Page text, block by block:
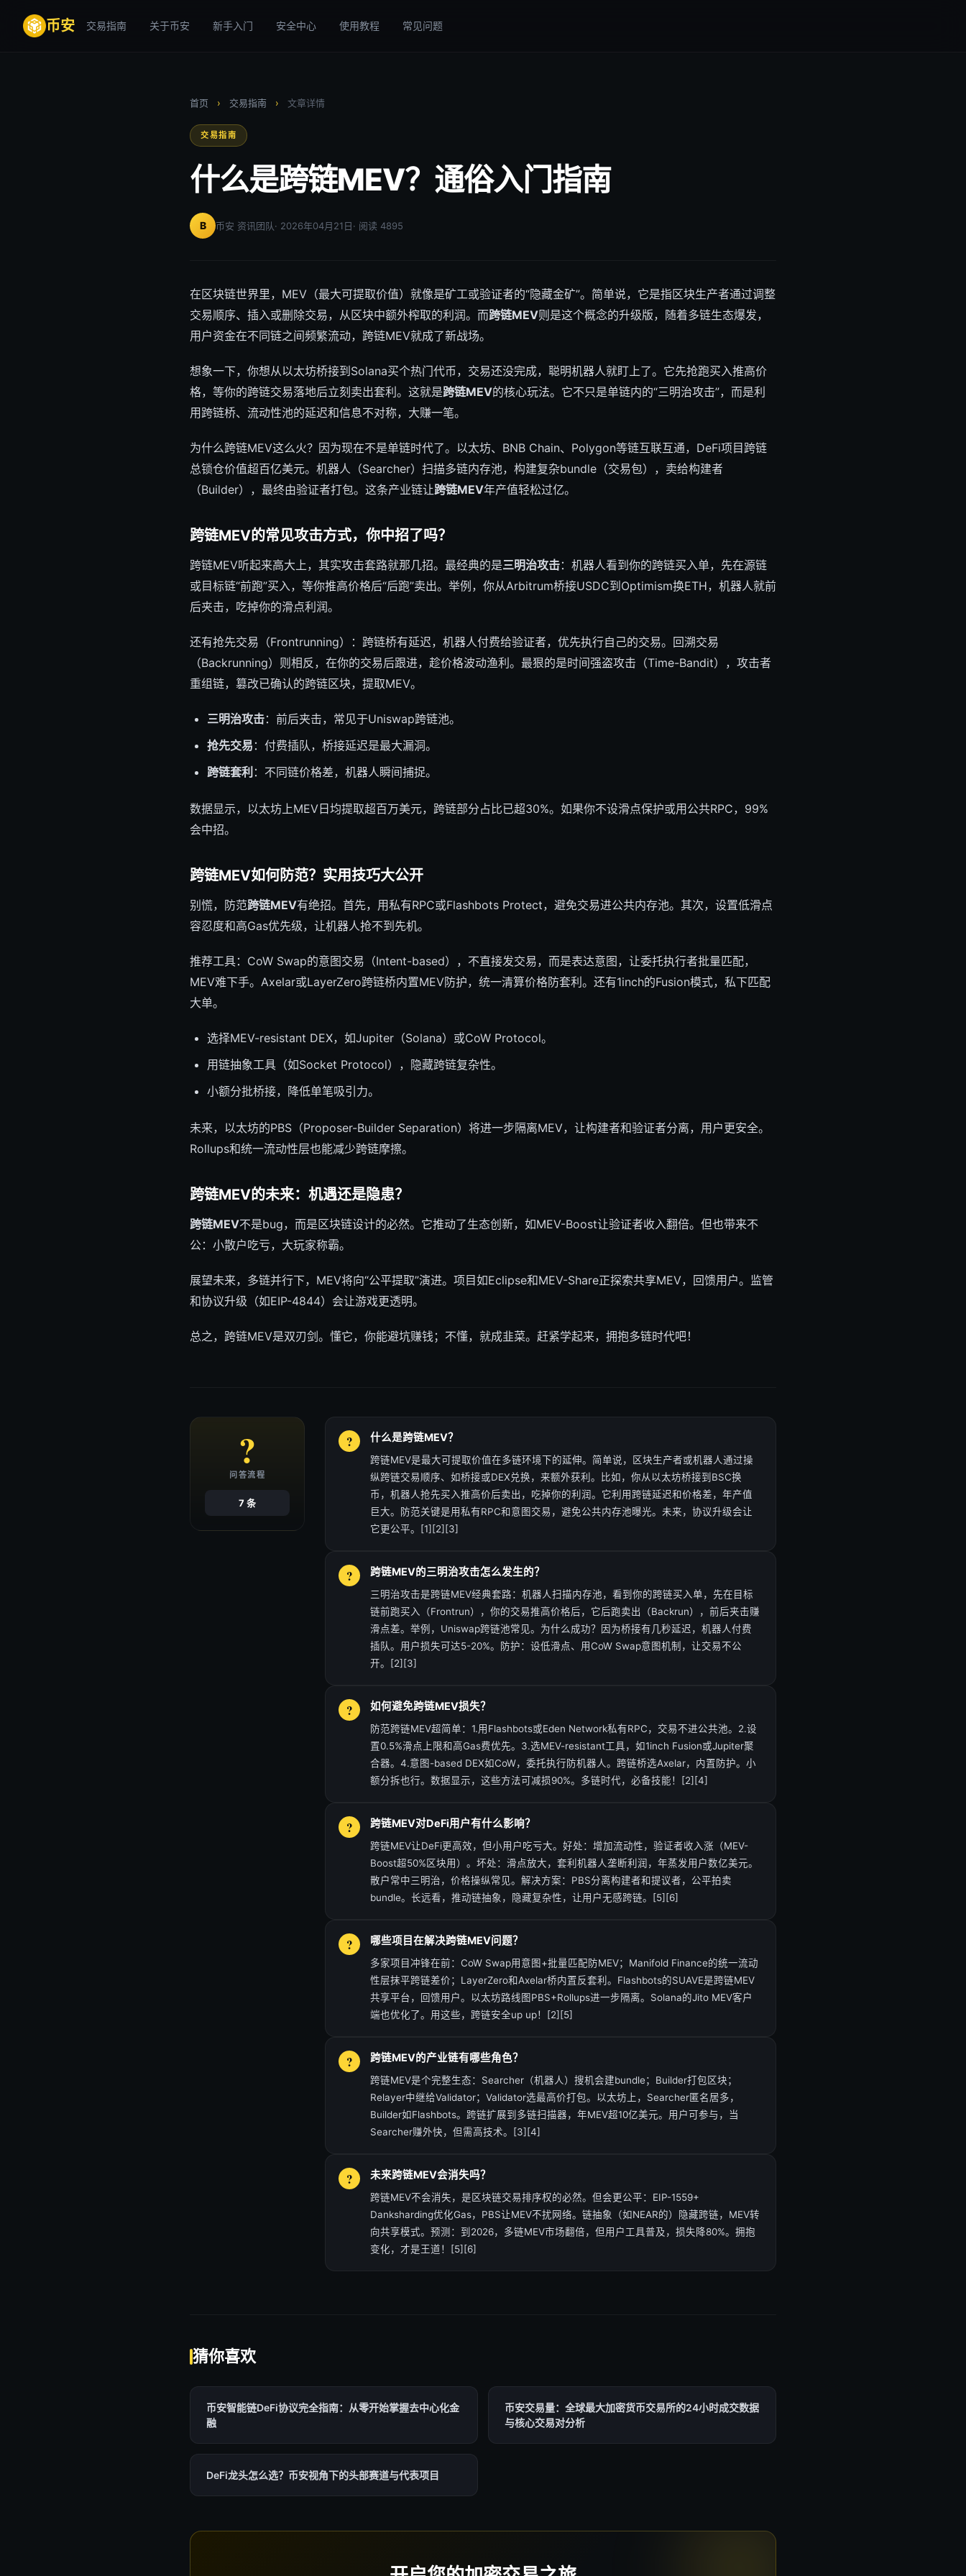
币安 交易指南 关于币安 新手入门 安全中心 使用教程 常见问题
首页 › 交易指南 › 文章详情
交易指南
什么是跨链MEV？通俗入门指南
B 币安 资讯团队· 2026年04月21日· 阅读 4895
在区块链世界里，MEV（最大可提取价值）就像是矿工或验证者的“隐藏金矿”。简单说，它是指区块生产者通过调整
交易顺序、插入或删除交易，从区块中额外榨取的利润。而跨链MEV则是这个概念的升级版，随着多链生态爆发，
用户资金在不同链之间频繁流动，跨链MEV就成了新战场。
想象一下，你想从以太坊桥接到Solana买个热门代币，交易还没完成，聪明机器人就盯上了。它先抢跑买入推高价
格，等你的跨链交易落地后立刻卖出套利。这就是跨链MEV的核心玩法。它不只是单链内的“三明治攻击”，而是利
用跨链桥、流动性池的延迟和信息不对称，大赚一笔。
为什么跨链MEV这么火？因为现在不是单链时代了。以太坊、BNB Chain、Polygon等链互联互通，DeFi项目跨链
总锁仓价值超百亿美元。机器人（Searcher）扫描多链内存池，构建复杂bundle（交易包），卖给构建者
（Builder），最终由验证者打包。这条产业链让跨链MEV年产值轻松过亿。
跨链MEV的常见攻击方式，你中招了吗？
跨链MEV听起来高大上，其实攻击套路就那几招。最经典的是三明治攻击：机器人看到你的跨链买入单，先在源链
或目标链“前跑”买入，等你推高价格后“后跑”卖出。举例，你从Arbitrum桥接USDC到Optimism换ETH，机器人就前
后夹击，吃掉你的滑点利润。
还有抢先交易（Frontrunning）：跨链桥有延迟，机器人付费给验证者，优先执行自己的交易。回溯交易
（Backrunning）则相反，在你的交易后跟进，趁价格波动渔利。最狠的是时间强盗攻击（Time-Bandit），攻击者
重组链，篡改已确认的跨链区块，提取MEV。
三明治攻击：前后夹击，常见于Uniswap跨链池。
抢先交易 ：付费插队，桥接延迟是最大漏洞。
跨链套利 ：不同链价格差，机器人瞬间捕捉。
数据显示，以太坊上MEV日均提取超百万美元，跨链部分占比已超30%。如果你不设滑点保护或用公共RPC，99%
会中招。
跨链MEV如何防范？实用技巧大公开
别慌，防范跨链MEV有绝招。首先，用私有RPC或Flashbots Protect，避免交易进公共内存池。其次，设置低滑点
容忍度和高Gas优先级，让机器人抢不到先机。
推荐工具：CoW Swap的意图交易（Intent-based），不直接发交易，而是表达意图，让委托执行者批量匹配，
MEV难下手。Axelar或LayerZero跨链桥内置MEV防护，统一清算价格防套利。还有1inch的Fusion模式，私下匹配
大单。
选择MEV-resistant DEX，如Jupiter（Solana）或CoW Protocol。
用链抽象工具（如Socket Protocol），隐藏跨链复杂性。
小额分批桥接，降低单笔吸引力。
未来，以太坊的PBS（Proposer-Builder Separation）将进一步隔离MEV，让构建者和验证者分离，用户更安全。
Rollups和统一流动性层也能减少跨链摩擦。
跨链MEV的未来：机遇还是隐患？
跨链MEV不是bug，而是区块链设计的必然。它推动了生态创新，如MEV-Boost让验证者收入翻倍。但也带来不
公：小散户吃亏，大玩家称霸。
展望未来，多链并行下，MEV将向“公平提取”演进。项目如Eclipse和MEV-Share正探索共享MEV，回馈用户。监管
和协议升级（如EIP-4844）会让游戏更透明。
总之，跨链MEV是双刃剑。懂它，你能避坑赚钱；不懂，就成韭菜。赶紧学起来，拥抱多链时代吧！
?
问答流程
7 条
什么是跨链MEV？
跨链MEV是最大可提取价值在多链环境下的延伸。简单说，区块生产者或机器人通过操
纵跨链交易顺序、如桥接或DEX兑换，来额外获利。比如，你从以太坊桥接到BSC换
币，机器人抢先买入推高价后卖出，吃掉你的利润。它利用跨链延迟和价格差，年产值
巨大。防范关键是用私有RPC和意图交易，避免公共内存池曝光。未来，协议升级会让
它更公平。[1][2][3]
跨链MEV的三明治攻击怎么发生的？
三明治攻击是跨链MEV经典套路：机器人扫描内存池，看到你的跨链买入单，先在目标
链前跑买入（Frontrun），你的交易推高价格后，它后跑卖出（Backrun），前后夹击赚
滑点差。举例，Uniswap跨链池常见。为什么成功？因为桥接有几秒延迟，机器人付费
插队。用户损失可达5-20%。防护：设低滑点、用CoW Swap意图机制，让交易不公
开。[2][3]
如何避免跨链MEV损失？
防范跨链MEV超简单：1.用Flashbots或Eden Network私有RPC，交易不进公共池。2.设
置0.5%滑点上限和高Gas费优先。3.选MEV-resistant工具，如1inch Fusion或Jupiter聚
合器。4.意图-based DEX如CoW，委托执行防机器人。跨链桥选Axelar，内置防护。小
额分拆也行。数据显示，这些方法可减损90%。多链时代，必备技能！[2][4]
跨链MEV对DeFi用户有什么影响？
跨链MEV让DeFi更高效，但小用户吃亏大。好处：增加流动性，验证者收入涨（MEV-
Boost超50%区块用）。坏处：滑点放大，套利机器人垄断利润，年蒸发用户数亿美元。
散户常中三明治，价格操纵常见。解决方案：PBS分离构建者和提议者，公平拍卖
bundle。长远看，推动链抽象，隐藏复杂性，让用户无感跨链。[5][6]
哪些项目在解决跨链MEV问题？
多家项目冲锋在前：CoW Swap用意图+批量匹配防MEV；Manifold Finance的统一流动
性层抹平跨链差价；LayerZero和Axelar桥内置反套利。Flashbots的SUAVE是跨链MEV
共享平台，回馈用户。以太坊路线图PBS+Rollups进一步隔离。Solana的Jito MEV客户
端也优化了。用这些，跨链安全up up！[2][5]
跨链MEV的产业链有哪些角色？
跨链MEV是个完整生态：Searcher（机器人）搜机会建bundle；Builder打包区块；
Relayer中继给Validator；Validator选最高价打包。以太坊上，Searcher匿名居多，
Builder如Flashbots。跨链扩展到多链扫描器，年MEV超10亿美元。用户可参与，当
Searcher赚外快，但需高技术。[3][4]
未来跨链MEV会消失吗？
跨链MEV不会消失，是区块链交易排序权的必然。但会更公平：EIP-1559+
Danksharding优化Gas，PBS让MEV不扰网络。链抽象（如NEAR的）隐藏跨链，MEV转
向共享模式。预测：到2026，多链MEV市场翻倍，但用户工具普及，损失降80%。拥抱
变化，才是王道！[5][6]
猜你喜欢
币安智能链DeFi协议完全指南：从零开始掌握去中心化金
融
币安交易量：全球最大加密货币交易所的24小时成交数据
与核心交易对分析
DeFi龙头怎么选？币安视角下的头部赛道与代表项目